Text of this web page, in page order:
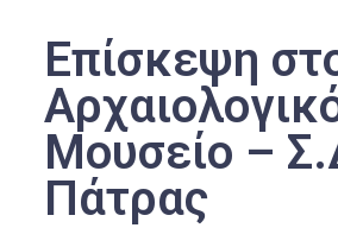
Επίσκεψη
Μουσείο –
Πάτρας